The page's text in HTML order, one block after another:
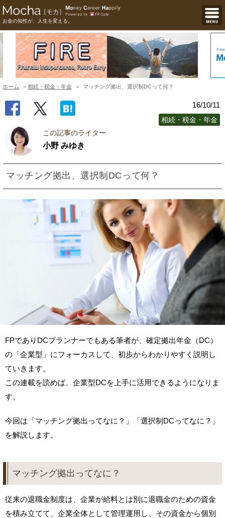
お金の知性が、人生を変える。
ホーム 相続・税金・年金 マッチング拠出、選択制DCって何？
16/10/11
相続・税金・年金
この記事のライター
小野 みゆき
マッチング拠出、選択制DCって何？
FPでありDCプランナーでもある筆者が、確定拠出年金（DC）
の「企業型」にフォーカスして、初歩からわかりやすく説明し
ていきます。
この連載を読めば、企業型DCを上手に活用できるようになりま
す。
今回は「マッチング拠出ってなに？」「選択制DCってなに？」
を解説します。
マッチング拠出ってなに？
従来の退職金制度は、企業が給料とは別に退職金のための資金
を積み立てて、企業全体として管理運用し、その資金から個別